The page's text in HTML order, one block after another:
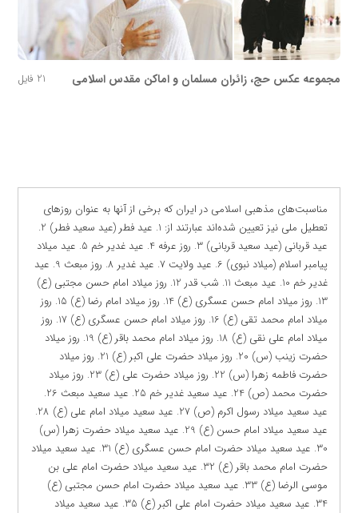
مجموعه عکس حج، زائران مسلمان و اماکن مقدس اسلامی 21 فایل
مناسبت‌های مذهبی اسلامی در ایران که برخی از آنها به عنوان روزهای
تعطیل ملی نیز تعیین شده‌اند عبارتند از: 1. عید فطر (عید سعید فطر) 2.
عید قربانی (عید سعید قربانی) 3. روز عرفه 4. عید غدیر خم 5. عید میلاد
پیامبر اسلام (میلاد نبوی) 6. عید ولایت 7. عید غدیر 8. روز مبعث 9. عید
غدیر خم 10. عید مبعث 11. شب قدر 12. روز میلاد امام حسن مجتبی (ع)
13. روز میلاد امام حسن عسگری (ع) 14. روز میلاد امام رضا (ع) 15. روز
میلاد امام محمد تقی (ع) 16. روز میلاد امام حسن عسگری (ع) 17. روز
میلاد امام علی نقی (ع) 18. روز میلاد امام محمد باقر (ع) 19. روز میلاد
حضرت زینب (س) 20. روز میلاد حضرت علی اکبر (ع) 21. روز میلاد
حضرت فاطمه زهرا (س) 22. روز میلاد حضرت علی (ع) 23. روز میلاد
حضرت محمد (ص) 24. عید سعید غدیر خم 25. عید سعید مبعث 26.
عید سعید میلاد رسول اکرم (ص) 27. عید سعید میلاد امام علی (ع) 28.
عید سعید میلاد امام حسن (ع) 29. عید سعید میلاد حضرت زهرا (س)
30. عید سعید میلاد حضرت امام حسن عسگری (ع) 31. عید سعید میلاد
حضرت امام محمد باقر (ع) 32. عید سعید میلاد حضرت امام علی بن
موسی الرضا (ع) 33. عید سعید میلاد حضرت امام حسن مجتبی (ع)
34. عید سعید میلاد حضرت امام علی اکبر (ع) 35. عید سعید میلاد